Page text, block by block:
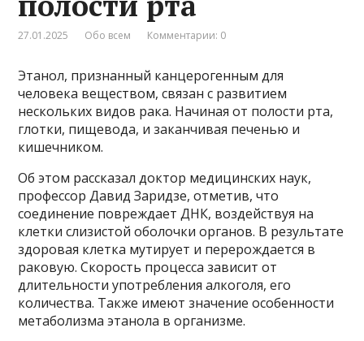
27.01.2025 Обо всем Комментарии: 0
Этанол, признанный канцерогенным для
человека веществом, связан с развитием
нескольких видов рака. Начиная от полости рта,
глотки, пищевода, и заканчивая печенью и
кишечником.
Об этом рассказал доктор медицинских наук,
профессор Давид Заридзе, отметив, что
соединение повреждает ДНК, воздействуя на
клетки слизистой оболочки органов. В результате
здоровая клетка мутирует и перерождается в
раковую. Скорость процесса зависит от
длительности употребления алкоголя, его
количества. Также имеют значение особенности
метаболизма этанола в организме.